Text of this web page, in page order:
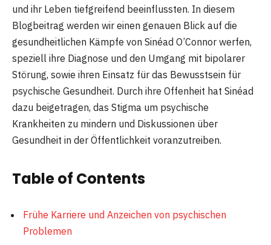
und ihr Leben tiefgreifend beeinflussten. In diesem
Blogbeitrag werden wir einen genauen Blick auf die
gesundheitlichen Kämpfe von Sinéad O’Connor werfen,
speziell ihre Diagnose und den Umgang mit bipolarer
Störung, sowie ihren Einsatz für das Bewusstsein für
psychische Gesundheit. Durch ihre Offenheit hat Sinéad
dazu beigetragen, das Stigma um psychische
Krankheiten zu mindern und Diskussionen über
Gesundheit in der Öffentlichkeit voranzutreiben.
Table of Contents
Frühe Karriere und Anzeichen von psychischen
Problemen